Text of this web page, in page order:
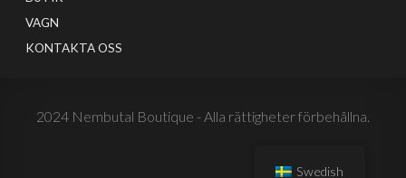
VAGN
KONTAKTA OSS
2024 Nembutal Boutique - Alla rättigheter förbehållna.
Swedish